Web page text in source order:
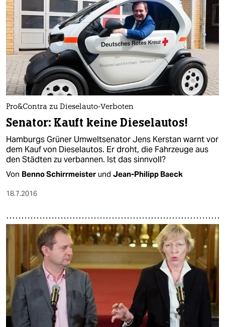
Pro&Contra zu Dieselauto-Verboten
Senator: Kauft keine Dieselautos!
Hamburgs Grüner Umweltsenator Jens Kerstan warnt vor
dem Kauf von Dieselautos. Er droht, die Fahrzeuge aus
den Städten zu verbannen. Ist das sinnvoll?
Von Benno Schirrmeister und Jean-Philipp Baeck
18.7.2016